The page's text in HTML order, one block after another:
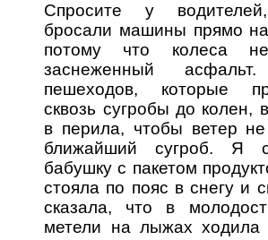
Спросите у
бросали машины прямо
потому что колеса
заснеженный
пешеходов, которые
сквозь сугробы до колен,
в перила, чтобы ветер
ближайший сугроб. Я
бабушку с пакетом
стояла по пояс в снегу и
сказала, что в
метели на лыжах ходила